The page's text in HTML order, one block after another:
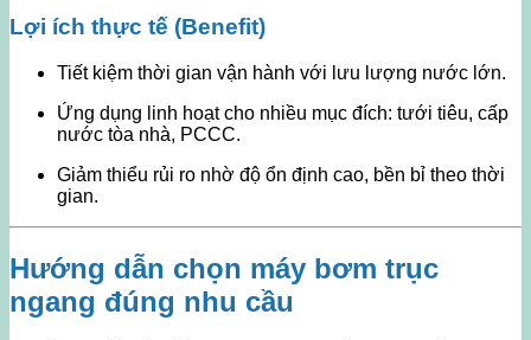
Lợi ích thực tế (Benefit)
Tiết kiệm thời gian vận hành với lưu lượng nước lớn.
Ứng dụng linh hoạt cho nhiều mục đích: tưới tiêu, cấp
nước tòa nhà, PCCC.
Giảm thiểu rủi ro nhờ độ ổn định cao, bền bỉ theo thời
gian.
Hướng dẫn chọn máy bơm trục
ngang đúng nhu cầu